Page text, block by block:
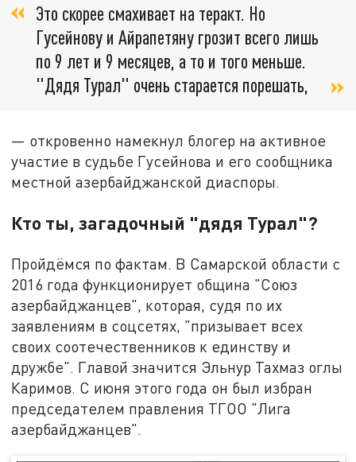
Это скорее смахивает на теракт. Но
Гусейнову и Айрапетяну грозит всего лишь
по 9 лет и 9 месяцев, а то и того меньше.
"Дядя Турал" очень старается порешать,
— откровенно намекнул блогер на активное
участие в судьбе Гусейнова и его сообщника
местной азербайджанской диаспоры.
Кто ты, загадочный "дядя Турал"?
Пройдёмся по фактам. В Самарской области с
2016 года функционирует община "Союз
азербайджанцев", которая, судя по их
заявлениям в соцсетях, "призывает всех
своих соотечественников к единству и
дружбе". Главой значится Эльнур Тахмаз оглы
Каримов. С июня этого года он был избран
председателем правления ТГОО "Лига
азербайджанцев".